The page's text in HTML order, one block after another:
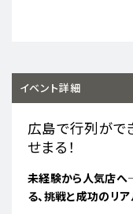
イベント詳細
広島で行列がで
せまる！
未経験から人気店へ
る、挑戦と成功のリ